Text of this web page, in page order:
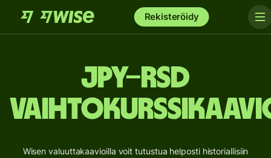
Rekisteröidy
JPY–RSD
Wisen valuuttakaavioilla voit tutustua helposti historiallisiin